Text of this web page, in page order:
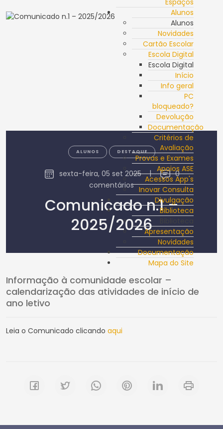
Espaços
Alunos
Alunos
Novidades
Cartão Escolar
Escola Digital
Escola Digital
Início
Info geral
PC
bloqueado?
Devolução
Documentação
Critérios de
Avaliação
Provas e Exames
Apoios ASE
Acessos App's
Inovar Consulta
Divulgação
Biblioteca
Apresentação
Novidades
Documentação
Mapa do Site
ALUNOS DESTAQUE
sexta-feira, 05 set 2025 |
0
comentários
Comunicado n.1 –
2025/2026
Informação à comunidade escolar –
calendarização das atividades de início de
ano letivo
Leia o Comunicado clicando aqui